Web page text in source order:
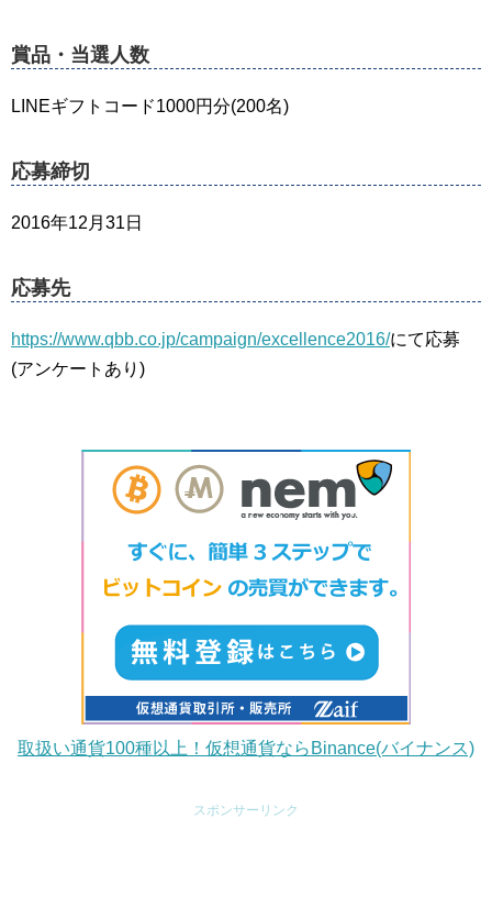
賞品・当選人数
LINEギフトコード1000円分(200名)
応募締切
2016年12月31日
応募先
https://www.qbb.co.jp/campaign/excellence2016/にて応募
(アンケートあり)
取扱い通貨100種以上！仮想通貨ならBinance(バイナンス)
スポンサーリンク